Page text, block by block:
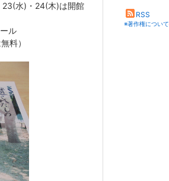
水)・24(木)は開館
ル
料）
RSS
※著作権につい